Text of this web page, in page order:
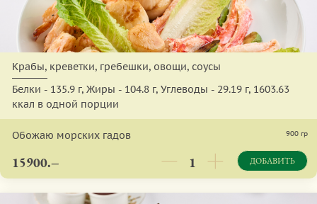
Крабы, креветки, гребешки, овощи, соусы
Белки - 135.9 г, Жиры - 104.8 г, Углеводы - 29.19 г, 1603.63
ккал в одной порции
Обожаю морских гадов 900 гр
15900.– ДОБАВИТЬ